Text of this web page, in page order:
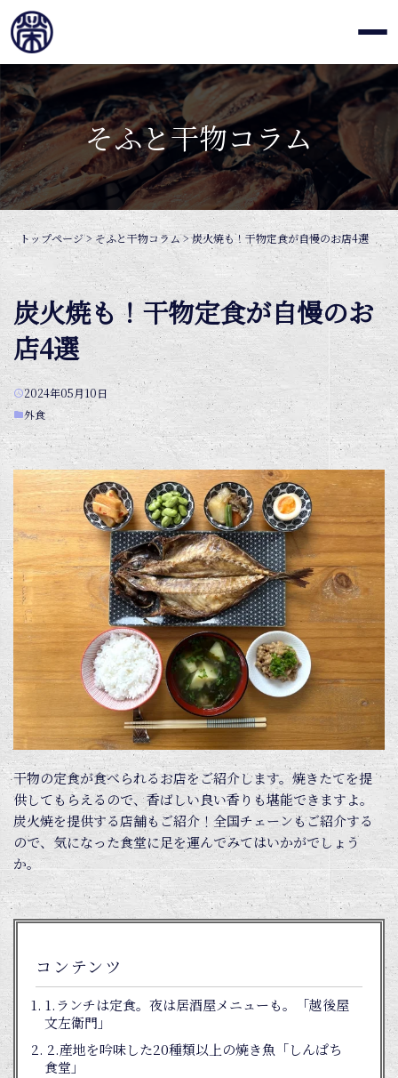
そふと干物コラム
トップページ> そふと干物コラム>炭火焼も！干物定食が自慢のお店4選
炭火焼も！干物定食が自慢のお
店4選
2024年05月10日
外食
干物の定食が食べられるお店をご紹介します。焼きたてを提
供してもらえるので、香ばしい良い香りも堪能できますよ。
炭火焼を提供する店舗もご紹介！全国チェーンもご紹介する
ので、気になった食堂に足を運んでみてはいかがでしょう
か。
コンテンツ
1.ランチは定食。夜は居酒屋メニューも。「越後屋
文左衛門」
2.産地を吟味した20種類以上の焼き魚「しんぱち
食堂」